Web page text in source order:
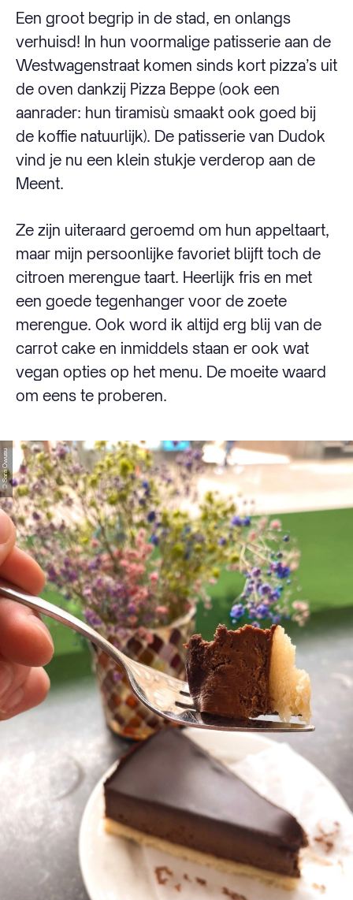
Een groot begrip in de stad, en onlangs
verhuisd! In hun voormalige patisserie aan de
Westwagenstraat komen sinds kort pizza’s uit
de oven dankzij Pizza Beppe (ook een
aanrader: hun tiramisù smaakt ook goed bij
de koffie natuurlijk). De patisserie van Dudok
vind je nu een klein stukje verderop aan de
Meent.
Ze zijn uiteraard geroemd om hun appeltaart,
maar mijn persoonlijke favoriet blijft toch de
citroen merengue taart. Heerlijk fris en met
een goede tegenhanger voor de zoete
merengue. Ook word ik altijd erg blij van de
carrot cake en inmiddels staan er ook wat
vegan opties op het menu. De moeite waard
om eens te proberen.
© Sara Owusu